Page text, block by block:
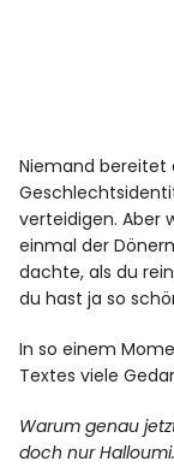
Niemand bereitet
verteidigen. Aber
einmal der
dachte, als du
du hast ja so
In so einem
Textes viele
Warum genau
doch nur